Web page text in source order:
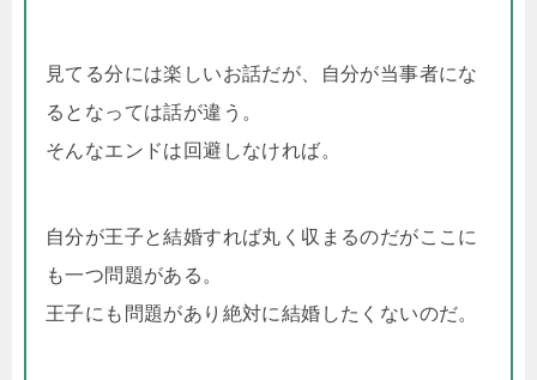
見てる分には楽しいお話だが、自分が当事者にな
るとなっては話が違う。
そんなエンドは回避しなければ。
自分が王子と結婚すれば丸く収まるのだがここに
も一つ問題がある。
王子にも問題があり絶対に結婚したくないのだ。